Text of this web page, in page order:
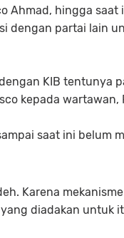
Ahmad, hingga
dengan partai lain
KIB tentunya
kepada wartawan,
saat ini belum
Karena
diadakan untuk